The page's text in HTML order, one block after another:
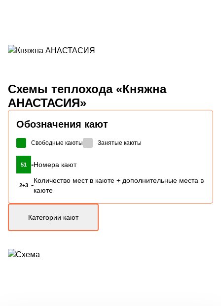
Схемы теплохода «Княжна
АНАСТАСИЯ»
Обозначения кают
Свободные каюты Занятые каюты
51 -Номера кают
2+3 -
Количество мест в каюте + дополнительные места в
каюте
Категории кают